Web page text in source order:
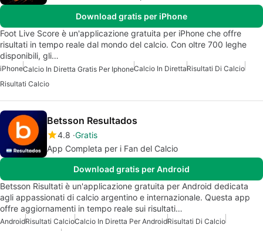
Download gratis per iPhone
Foot Live Score è un'applicazione gratuita per iPhone che offre
risultati in tempo reale dal mondo del calcio. Con oltre 700 leghe
disponibili, gli…
iPhoneCalcio In Diretta Gratis Per IphoneCalcio In DirettaRisultati Di Calcio
Risultati Calcio
Betsson Resultados
4.8 Gratis
App Completa per i Fan del Calcio
Download gratis per Android
Betsson Risultati è un'applicazione gratuita per Android dedicata
agli appassionati di calcio argentino e internazionale. Questa app
offre aggiornamenti in tempo reale sui risultati…
AndroidRisultati CalcioCalcio In Diretta Per AndroidRisultati Di Calcio